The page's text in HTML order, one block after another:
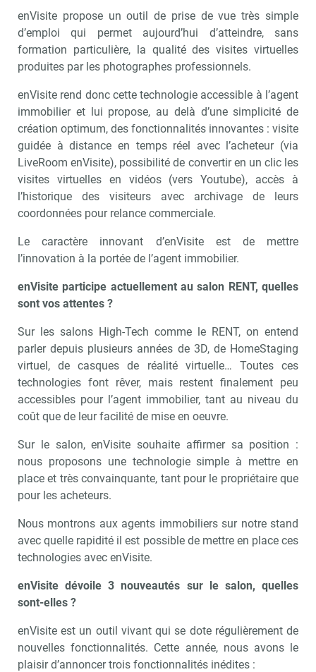
enVisite propose un outil de prise de vue très simple
d’emploi qui permet aujourd’hui d’atteindre, sans
formation particulière, la qualité des visites virtuelles
produites par les photographes professionnels.
enVisite rend donc cette technologie accessible à l’agent
immobilier et lui propose, au delà d’une simplicité de
création optimum, des fonctionnalités innovantes : visite
guidée à distance en temps réel avec l’acheteur (via
LiveRoom enVisite), possibilité de convertir en un clic les
visites virtuelles en vidéos (vers Youtube), accès à
l’historique des visiteurs avec archivage de leurs
coordonnées pour relance commerciale.
Le caractère innovant d’enVisite est de mettre
l’innovation à la portée de l’agent immobilier.
enVisite participe actuellement au salon RENT, quelles
sont vos attentes ?
Sur les salons High-Tech comme le RENT, on entend
parler depuis plusieurs années de 3D, de HomeStaging
virtuel, de casques de réalité virtuelle… Toutes ces
technologies font rêver, mais restent finalement peu
accessibles pour l’agent immobilier, tant au niveau du
coût que de leur facilité de mise en oeuvre.
Sur le salon, enVisite souhaite affirmer sa position :
nous proposons une technologie simple à mettre en
place et très convainquante, tant pour le propriétaire que
pour les acheteurs.
Nous montrons aux agents immobiliers sur notre stand
avec quelle rapidité il est possible de mettre en place ces
technologies avec enVisite.
enVisite dévoile 3 nouveautés sur le salon, quelles
sont-elles ?
enVisite est un outil vivant qui se dote régulièrement de
nouvelles fonctionnalités. Cette année, nous avons le
plaisir d’annoncer trois fonctionnalités inédites :
Recevoir Immo Matin
Valider
Non merci, je reçois déjà
!
Je déciderai plus
tard